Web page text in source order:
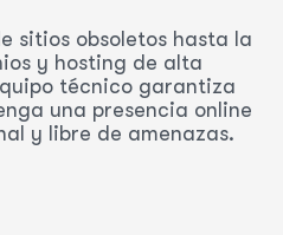
sitios obsoletos hasta la
y hosting de alta
técnico garantiza
una presencia online
y libre de amenazas.